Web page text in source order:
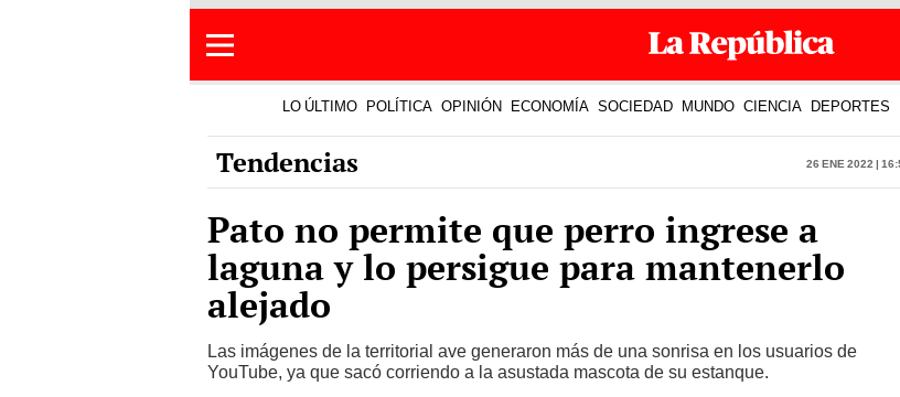
LO ÚLTIMO POLÍTICA OPINIÓN ECONOMÍA SOCIEDAD MUNDO CIENCIA DEPORTES
Tendencias 26 Ene 2022 |
Pato no permite que perro ingrese a
laguna y lo persigue para mantenerlo
alejado
Las imágenes de la territorial ave generaron más de una sonrisa en los usuarios de
YouTube, ya que sacó corriendo a la asustada mascota de su estanque.